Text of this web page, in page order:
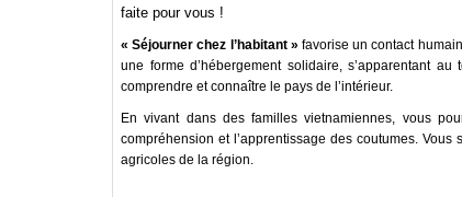
faite pour vous !
« Séjourner chez l’habitant »favorise un contact
une forme d’hébergement solidaire, s’apparentant
comprendre et connaître le pays de l’intérieur.
En vivant dans des familles vietnamiennes, vous
compréhension et l’apprentissage des coutumes.
agricoles de la région.